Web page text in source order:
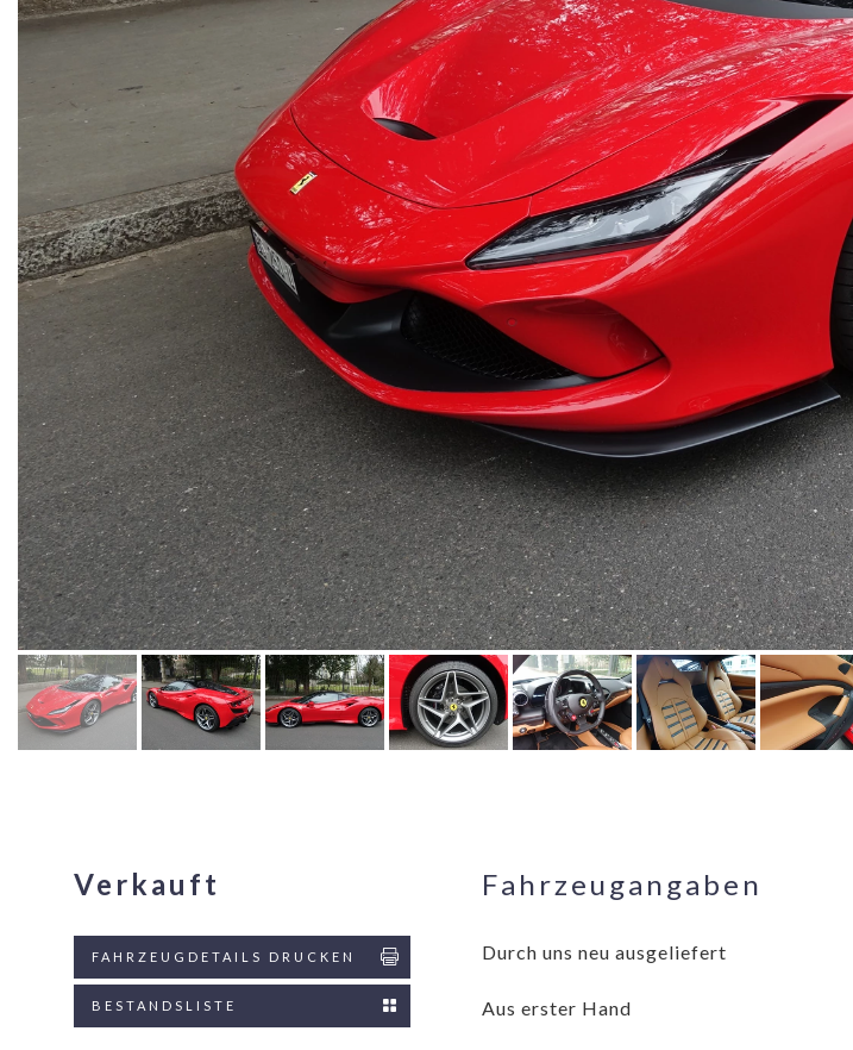
Verkauft
FAHRZEUGDETAILS DRUCKEN
BESTANDSLISTE
Fahrzeugangaben
Durch uns neu ausgeliefert
Aus erster Hand